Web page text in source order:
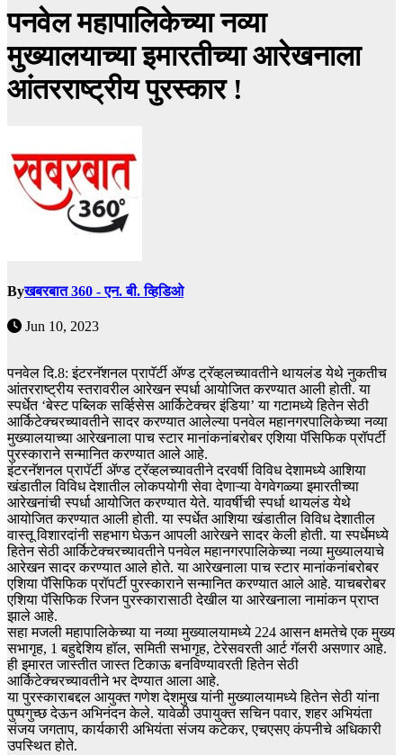
पनवेल महापालिकेच्या नव्या
मुख्यालयाच्या इमारतीच्या आरेखनाला
आंतरराष्ट्रीय पुरस्कार !
Byखबरबात 360 - एन. बी. व्हिडिओ
Jun 10, 2023
पनवेल दि.8: इंटरनॅशनल प्रापॅर्टी ॲण्ड ट्रॅव्हलच्यावतीने थायलंड येथे नुकतीच
आंतरराष्ट्रीय स्तरावरील आरेखन स्पर्धा आयोजित करण्यात आली होती. या
स्पर्धेत ‘बेस्ट पब्लिक सर्व्हिसेस आर्किटेक्चर इंडिया’ या गटामध्ये हितेन सेठी
आर्किटेक्चरच्यावतीने सादर करण्यात आलेल्या पनवेल महानगरपालिकेच्या नव्या
मुख्यालयाच्या आरेखनाला पाच स्टार मानांकनांबरोबर एशिया पॅसिफिक प्रॉपर्टी
पुरस्काराने सन्मानित करण्यात आले आहे.
इंटरनॅशनल प्रापॅर्टी ॲण्ड ट्रॅव्हलच्यावतीने दरवर्षी विविध देशामध्ये आशिया
खंडातील विविध देशातील लोकपयोगी सेवा देणाऱ्या वेगवेगळ्या इमारतीच्या
आरेखनांची स्पर्धा आयोजित करण्यात येते. यावर्षीची स्पर्धा थायलंड येथे
आयोजित करण्यात आली होती. या स्पर्धेत आशिया खंडातील विविध देशातील
वास्तू विशारदांनी सहभाग घेऊन आपली आरेखने सादर केली होती. या स्पर्धेमध्ये
हितेन सेठी आर्किटेक्चरच्यावतीने पनवेल महानगरपालिकेच्या नव्या मुख्यालयाचे
आरेखन सादर करण्यात आले होते. या आरेखनाला पाच स्टार मानांकनांबरोबर
एशिया पॅसिफिक प्रॉपर्टी पुरस्काराने सन्मानित करण्यात आले आहे. याचबरोबर
एशिया पॅसिफिक रिजन पुरस्कारासाठी देखील या आरेखनाला नामांकन प्राप्त
झाले आहे.
सहा मजली महापालिकेच्या या नव्या मुख्यालयामध्ये 224 आसन क्षमतेचे एक मुख्य
सभागृह, 1 बहुद्देशिय हॉल, समिती सभागृह, टेरेसवरती आर्ट गॅलरी असणार आहे.
ही इमारत जास्तीत जास्त टिकाऊ बनविण्यावरती हितेन सेठी
आर्किटेक्चरच्यावतीने भर देण्यात आला आहे.
या पुरस्काराबद्दल आयुक्त गणेश देशमुख यांनी मुख्यालयामध्ये हितेन सेठी यांना
पुष्पगुच्छ देऊन अभिनंदन केले. यावेळी उपायुक्त सचिन पवार, शहर अभियंता
संजय जगताप, कार्यकारी अभियंता संजय कटेकर, एचएसए कंपनीचे अधिकारी
उपस्थित होते.